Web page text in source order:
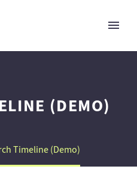
(DEMO)
Timeline (Demo)